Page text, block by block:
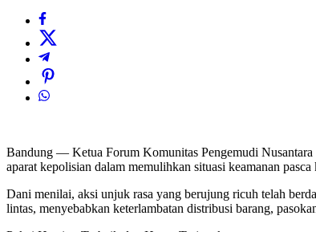
Bandung — Ketua Forum Komunitas Pengemudi Nusantara
aparat kepolisian dalam memulihkan situasi keamanan
Dani menilai, aksi unjuk rasa yang berujung ricuh telah
lintas, menyebabkan keterlambatan distribusi barang,